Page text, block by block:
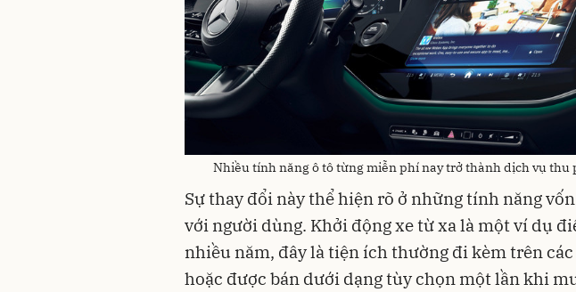
Nhiều tính năng ô tô từng miễn phí nay trở thành dịch vụ thu
Sự thay đổi này thể hiện rõ ở những tính năng
với người dùng. Khởi động xe từ xa là một ví dụ
nhiều năm, đây là tiện ích thường đi kèm trên
hoặc được bán dưới dạng tùy chọn một lần khi